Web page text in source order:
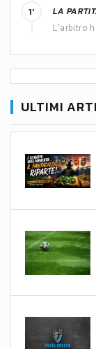
LA
L'arbitro
1'
ULTIMI